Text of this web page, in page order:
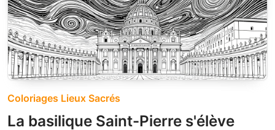
Coloriages Lieux Sacrés
La basilique Saint-Pierre s'élève